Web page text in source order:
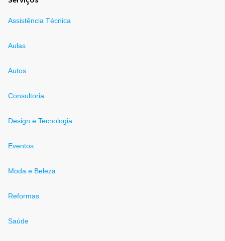
Assistência Técnica
Aulas
Autos
Consultoria
Design e Tecnologia
Eventos
Moda e Beleza
Reformas
Saúde